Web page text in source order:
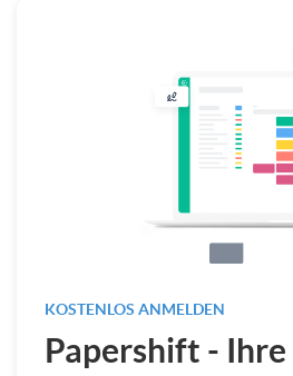
KOSTENLOS ANMELDEN
Papershift - Ihre